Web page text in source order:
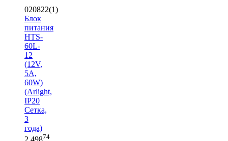
020822(1)
Блок
питания
HTS-
60L-
12
(12V,
5A,
60W)
(Arlight,
IP20
Сетка,
3
года)
74